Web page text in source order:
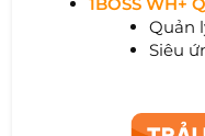
Quản
Siêu